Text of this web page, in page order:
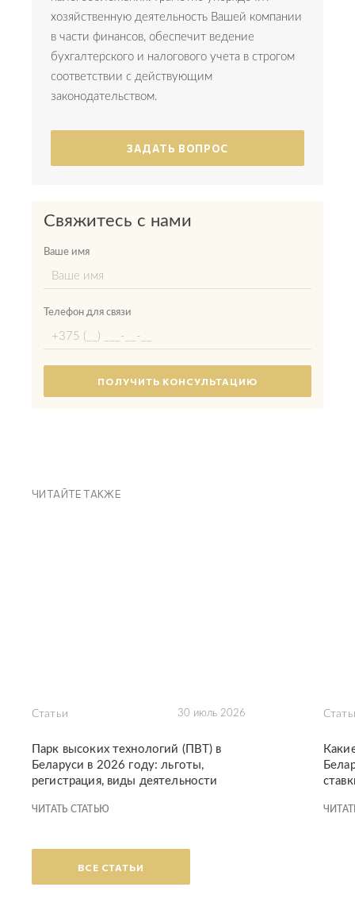
хозяйственную деятельность Вашей компании
в части финансов, обеспечит ведение
бухгалтерского и налогового учета в строгом
соответствии с действующим
законодательством.
ЗАДАТЬ ВОПРОС
Свяжитесь с нами
Ваше имя
Телефон для связи
ЧИТАЙТЕ ТАКЖЕ
Статьи 30 июль 2026
Парк высоких технологий (ПВТ) в
Беларуси в 2026 году: льготы,
регистрация, виды деятельности
ЧИТАТЬ СТАТЬЮ
ВСЕ СТАТЬИ